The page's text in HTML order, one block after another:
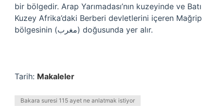
bir bölgedir. Arap Yarımadası’nın kuzeyinde ve Batı
Kuzey Afrika’daki Berberi devletlerini içeren Mağrip
bölgesinin (مغرب) doğusunda yer alır.
Tarih: Makaleler
Bakara suresi 115 ayet ne anlatmak istiyor